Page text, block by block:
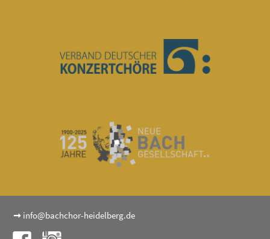
➞ info@bachchor-heidelberg.de